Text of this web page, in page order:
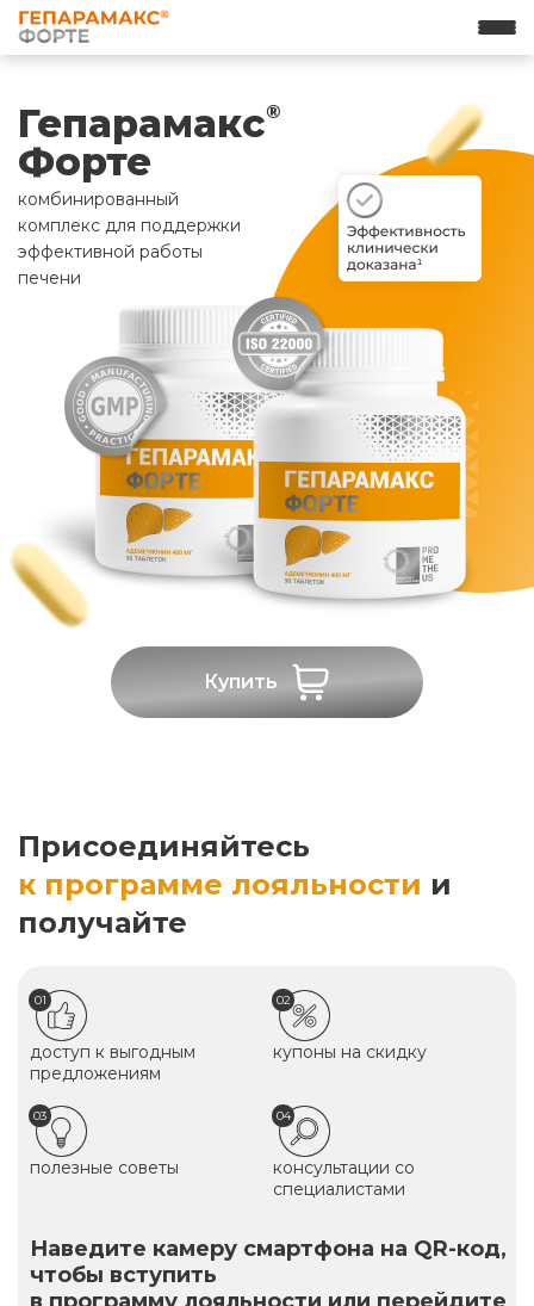
Гепарамакс®
Форте
комбинированный
комплекс для поддержки
эффективной работы
печени
Купить
Присоединяйтесь
к программе лояльности и
получайте
01
доступ к выгодным
предложениям
02
купоны на скидку
03
полезные советы
04
консультации со
специалистами
Наведите камеру смартфона на QR-код,
чтобы вступить